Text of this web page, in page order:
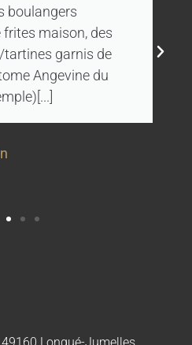
boulangers
maison, des
garnis de
Angevine du